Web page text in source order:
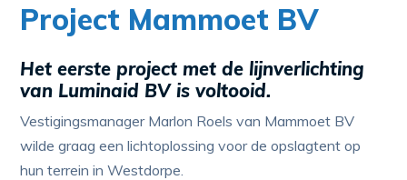
Project Mammoet BV
Het eerste project met de lijnverlichting
van Luminaid BV is voltooid.
Vestigingsmanager Marlon Roels van Mammoet BV
wilde graag een lichtoplossing voor de opslagtent op
hun terrein in Westdorpe.